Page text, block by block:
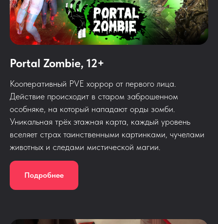
Portal Zombie, 12+
Кооперативный PVE хоррор от первого лица.
Действие происходит в старом заброшенном
особняке, на который нападают орды зомби.
Уникальная трёх этажная карта, каждый уровень
вселяет страх таинственными картинками, чучелами
животных и следами мистической магии.
Подробнее